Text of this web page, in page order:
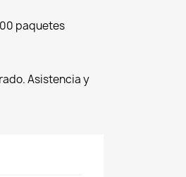
paquetes
Asistencia y